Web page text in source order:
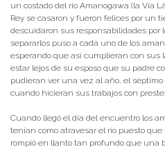
un costado del rio Amanogawa (la Vía
Rey se casaron y fueron felices por un
descuidaron sus responsabilidades por
separarlos puso a cada uno de los
esperando que así cumplieran con sus
estar lejos de su esposo que su padre
pudieran ver una vez al año, el
cuando hicieran sus trabajos con
Cuando llegó el día del encuentro los
tenían como atravesar el río puesto
rompió en llanto tan profundo que una